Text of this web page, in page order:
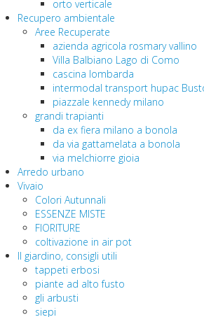
orto verticale
Recupero ambientale
Aree Recuperate
azienda agricola rosmary vallino
Villa Balbiano Lago di Como
cascina lombarda
intermodal transport hupac
piazzale kennedy milano
grandi trapianti
da ex fiera milano a bonola
da via gattamelata a bonola
via melchiorre gioia
Arredo urbano
Vivaio
Colori Autunnali
ESSENZE MISTE
FIORITURE
coltivazione in air pot
Il giardino, consigli utili
tappeti erbosi
piante ad alto fusto
gli arbusti
siepi